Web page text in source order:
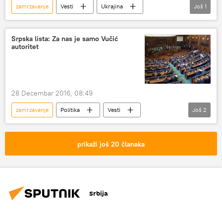
zamrzavanje Vesti
Ukrajina
Odesa
brodovi
Još 1
Srpska lista: Za nas je samo Vučić
autoritet
28 Decembar 2016, 08:49
zamrzavanje Politika
Vesti
Kosovo i Metohija (KiM)
Skupština
Još 2
prikaži još 20 članaka
Srbija